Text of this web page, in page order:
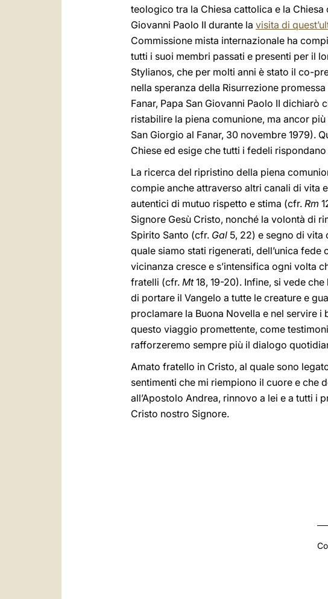
teologico tra la Chiesa cattolica e la
Giovanni Paolo II durante la visita di
Commissione mista internazionale ha
tutti i suoi membri passati e presenti per il
Stylianos, che per molti anni è stato il co-
nella speranza della Risurrezione
Fanar, Papa San Giovanni Paolo II
ristabilire la piena comunione, ma ancor
San Giorgio al Fanar, 30 novembre 1979).
Chiese ed esige che tutti i fedeli
La ricerca del ripristino della piena
compie anche attraverso altri canali di vita
autentici di mutuo rispetto e stima (cfr. Rm
Signore Gesù Cristo, nonché la volontà di
Spirito Santo (cfr. Gal 5, 22) e segno di vita
quale siamo stati rigenerati, dell’unica fede
vicinanza cresce e s’intensifica ogni volta
fratelli (cfr. Mt18, 19-20). Infine, si vede
di portare il Vangelo a tutte le creature e
proclamare la Buona Novella e nel servire
questo viaggio promettente, come
rafforzeremo sempre più il dialogo
Amato fratello in Cristo, al quale sono
sentimenti che mi riempiono il cuore e che
all’Apostolo Andrea, rinnovo a lei e a tutti i
Cristo nostro Signore.